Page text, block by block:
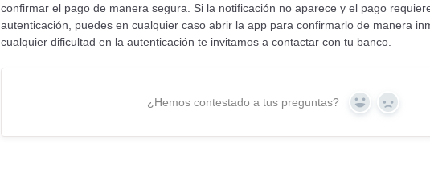
confirmar el pago de manera segura. Si la notificación no aparece y el pago
autenticación, puedes en cualquier caso abrir la app para confirmarlo de manera
cualquier dificultad en la autenticación te invitamos a contactar con tu banco.
¿Hemos contestado a tus preguntas? Yes No